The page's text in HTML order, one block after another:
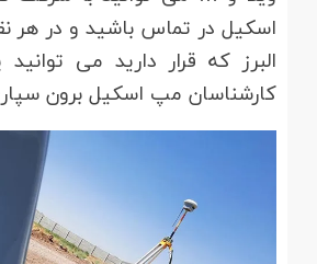
اسکیل در تماس باشید و در هر
البرز که قرار دارید می
کارشناسان مپ اسکیل برون